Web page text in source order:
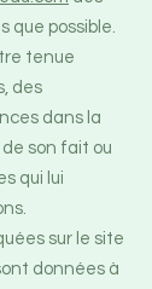
que possible.
tenue
des
dans la
son fait ou
qui lui
sur le site
données à